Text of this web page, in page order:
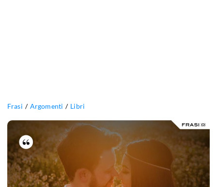
Frasi Argomenti Libri
Essere
insieme
equivale